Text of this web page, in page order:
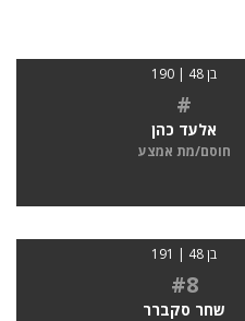
בן 48 | 190
#
אלעד כהן
חוסם/מת אמצע
בן 48 | 191
#8
שחר סקברר